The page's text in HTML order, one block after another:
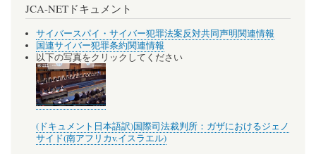
JCA-NETドキュメント
サイバースパイ・サイバー犯罪法案反対共同声明関連情報
国連サイバー犯罪条約関連情報
以下の写真をクリックしてください
(ドキュメント日本語訳)国際司法裁判所：ガザにおけるジェノ
サイド(南アフリカv.イスラエル)